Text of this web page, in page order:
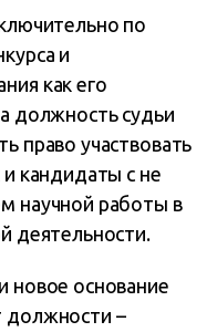
по
и
как его
должность судьи
право участвовать
кандидаты с не
научной работы в
деятельности.
новое основание
должности –